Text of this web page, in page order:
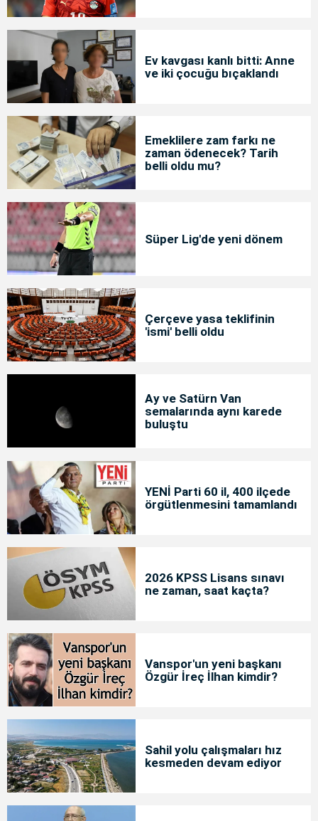
Ev kavgası kanlı bitti: Anne
ve iki çocuğu bıçaklandı
Emeklilere zam farkı ne
zaman ödenecek? Tarih
belli oldu mu?
Süper Lig'de yeni dönem
Çerçeve yasa teklifinin
'ismi' belli oldu
Ay ve Satürn Van
semalarında aynı karede
buluştu
YENİ Parti 60 il, 400 ilçede
örgütlenmesini tamamlandı
2026 KPSS Lisans sınavı
ne zaman, saat kaçta?
Vanspor'un yeni başkanı
Özgür İreç İlhan kimdir?
Sahil yolu çalışmaları hız
kesmeden devam ediyor